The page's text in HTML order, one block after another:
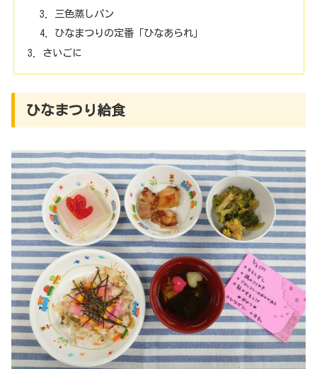
三色蒸しパン
ひなまつりの定番「ひなあられ」
さいごに
ひなまつり給食